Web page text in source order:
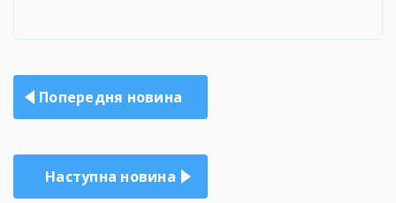
Навігація
записів
Попередня новина
Наступна новина